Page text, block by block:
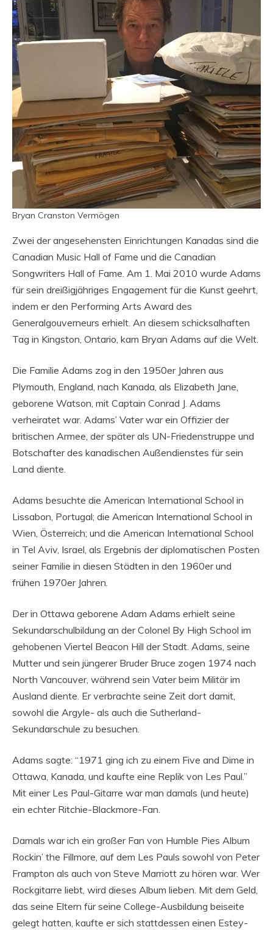
Bryan Cranston Vermögen
Zwei der angesehensten Einrichtungen Kanadas sind die
Canadian Music Hall of Fame und die Canadian
Songwriters Hall of Fame. Am 1. Mai 2010 wurde Adams
für sein dreißigjähriges Engagement für die Kunst geehrt,
indem er den Performing Arts Award des
Generalgouverneurs erhielt. An diesem schicksalhaften
Tag in Kingston, Ontario, kam Bryan Adams auf die Welt.
Die Familie Adams zog in den 1950er Jahren aus
Plymouth, England, nach Kanada, als Elizabeth Jane,
geborene Watson, mit Captain Conrad J. Adams
verheiratet war. Adams’ Vater war ein Offizier der
britischen Armee, der später als UN-Friedenstruppe und
Botschafter des kanadischen Außendienstes für sein
Land diente.
Adams besuchte die American International School in
Lissabon, Portugal; die American International School in
Wien, Österreich; und die American International School
in Tel Aviv, Israel, als Ergebnis der diplomatischen Posten
seiner Familie in diesen Städten in den 1960er und
frühen 1970er Jahren.
Der in Ottawa geborene Adam Adams erhielt seine
Sekundarschulbildung an der Colonel By High School im
gehobenen Viertel Beacon Hill der Stadt. Adams, seine
Mutter und sein jüngerer Bruder Bruce zogen 1974 nach
North Vancouver, während sein Vater beim Militär im
Ausland diente. Er verbrachte seine Zeit dort damit,
sowohl die Argyle- als auch die Sutherland-
Sekundarschule zu besuchen.
Adams sagte: “1971 ging ich zu einem Five and Dime in
Ottawa, Kanada, und kaufte eine Replik von Les Paul.”
Mit einer Les Paul-Gitarre war man damals (und heute)
ein echter Ritchie-Blackmore-Fan.
Damals war ich ein großer Fan von Humble Pies Album
Rockin’ the Fillmore, auf dem Les Pauls sowohl von Peter
Frampton als auch von Steve Marriott zu hören war. Wer
Rockgitarre liebt, wird dieses Album lieben. Mit dem Geld,
das seine Eltern für seine College-Ausbildung beiseite
gelegt hatten, kaufte er sich stattdessen einen Estey-